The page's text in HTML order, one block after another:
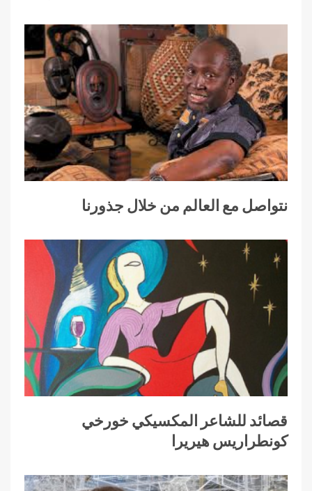
نتواصل مع العالم من خلال جذورنا
قصائد للشاعر المكسيكي خورخي
كونطراريس هيريرا